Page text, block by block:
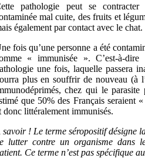
pathologie peut se
mal cuite, des fruits et
également par contact avec le chat.
fois qu’une personne a été
« immunisée ». C’est-à-
une fois, laquelle passera
plus en souffrir de nouveau (à
chez qui le
que 50% des Français seraient
donc littéralement immunisés.
savoir !Le terme séropositif désigne
lutter contre un organisme dans
Ce terme n’est pas spécifique